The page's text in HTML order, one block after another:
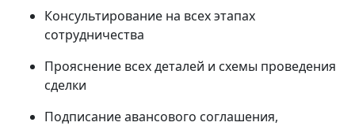
Консультирование на всех этапах
сотрудничества
Прояснение всех деталей и схемы проведения
сделки
Подписание авансового соглашения,